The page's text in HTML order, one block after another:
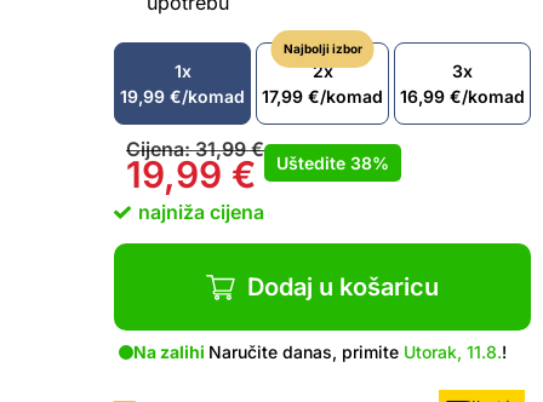
1x
19,99 €/komad
Najbolji izbor
2x
17,99 €/komad
3x
16,99 €/komad
Cijena:31,99€
19,99 € Uštedite 38%
najniža cijena
Dodaj u košaricu
Na zalihi Naručite danas, primite Utorak, 11.8.!